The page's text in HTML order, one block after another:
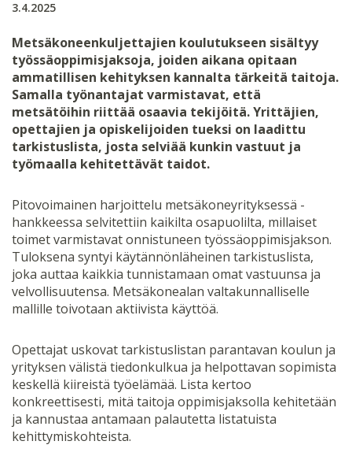
3.4.2025
Metsäkoneenkuljettajien koulutukseen sisältyy
työssäoppimisjaksoja, joiden aikana opitaan
ammatillisen kehityksen kannalta tärkeitä taitoja.
Samalla työnantajat varmistavat, että
metsätöihin riittää osaavia tekijöitä. Yrittäjien,
opettajien ja opiskelijoiden tueksi on laadittu
tarkistuslista, josta selviää kunkin vastuut ja
työmaalla kehitettävät taidot.
Pitovoimainen harjoittelu metsäkoneyrityksessä -
hankkeessa selvitettiin kaikilta osapuolilta, millaiset
toimet varmistavat onnistuneen työssäoppimisjakson.
Tuloksena syntyi käytännönläheinen tarkistuslista,
joka auttaa kaikkia tunnistamaan omat vastuunsa ja
velvollisuutensa. Metsäkonealan valtakunnalliselle
mallille toivotaan aktiivista käyttöä.
Opettajat uskovat tarkistuslistan parantavan koulun ja
yrityksen välistä tiedonkulkua ja helpottavan sopimista
keskellä kiireistä työelämää. Lista kertoo
konkreettisesti, mitä taitoja oppimisjaksolla kehitetään
ja kannustaa antamaan palautetta listatuista
kehittymiskohteista.